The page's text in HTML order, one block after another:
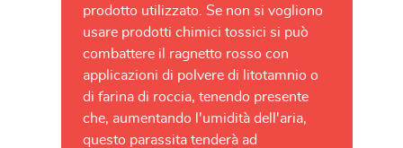
prodotto utilizzato. Se non si vogliono
usare prodotti chimici tossici si può
combattere il ragnetto rosso con
applicazioni di polvere di litotamnio o
di farina di roccia, tenendo presente
che, aumentando l'umidità dell'aria,
questo parassita tenderà ad